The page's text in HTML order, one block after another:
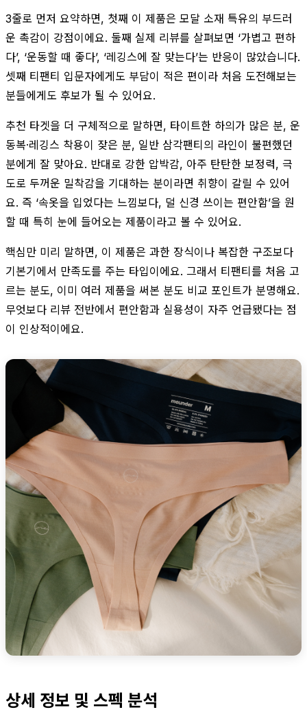
3줄로 먼저 요약하면, 첫째 이 제품은 모달 소재 특유의 부드러
운 촉감이 강점이에요. 둘째 실제 리뷰를 살펴보면 ‘가볍고 편하
다’, ‘운동할 때 좋다’, ‘레깅스에 잘 맞는다’는 반응이 많았습니다.
셋째 티팬티 입문자에게도 부담이 적은 편이라 처음 도전해보는
분들에게도 후보가 될 수 있어요.
추천 타겟을 더 구체적으로 말하면, 타이트한 하의가 많은 분, 운
동복·레깅스 착용이 잦은 분, 일반 삼각팬티의 라인이 불편했던
분에게 잘 맞아요. 반대로 강한 압박감, 아주 탄탄한 보정력, 극
도로 두꺼운 밀착감을 기대하는 분이라면 취향이 갈릴 수 있어
요. 즉 ‘속옷을 입었다는 느낌보다, 덜 신경 쓰이는 편안함’을 원
할 때 특히 눈에 들어오는 제품이라고 볼 수 있어요.
핵심만 미리 말하면, 이 제품은 과한 장식이나 복잡한 구조보다
기본기에서 만족도를 주는 타입이에요. 그래서 티팬티를 처음 고
르는 분도, 이미 여러 제품을 써본 분도 비교 포인트가 분명해요.
무엇보다 리뷰 전반에서 편안함과 실용성이 자주 언급됐다는 점
이 인상적이에요.
상세 정보 및 스펙 분석